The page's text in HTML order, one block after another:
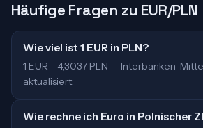
Häufige Fragen zu EUR/PLN
Wie viel ist 1 EUR in PLN?
1 EUR = 4,3037 PLN — Interbanken-
aktualisiert.
Wie rechne ich Euro in Polnischer